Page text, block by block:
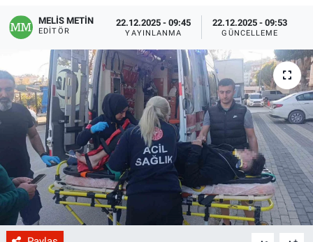
MELİS METİN
EDITÖR
22.12.2025 - 09:45
YAYINLANMA
22.12.2025 - 09:53
GÜNCELLEME